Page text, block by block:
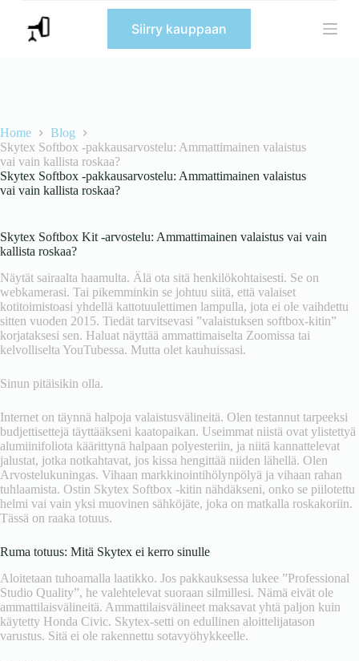
n
t
e
n
t
Siirry kauppaan
Home
Blog
Skytex Softbox -pakkausarvostelu: Ammattimainen valaistus
vai vain kallista roskaa?
Skytex Softbox -pakkausarvostelu: Ammattimainen valaistus
vai vain kallista roskaa?
Skytex Softbox Kit -arvostelu: Ammattimainen valaistus vai vain
kallista roskaa?
Näytät sairaalta haamulta. Älä ota sitä henkilökohtaisesti. Se on
webkamerasi. Tai pikemminkin se johtuu siitä, että valaiset
kotitoimistoasi yhdellä kattotuulettimen lampulla, jota ei ole vaihdettu
sitten vuoden 2015. Tiedät tarvitsevasi ”valaistuksen softbox-kitin”
korjataksesi sen. Haluat näyttää ammattimaiselta Zoomissa tai
kelvolliselta YouTubessa. Mutta olet kauhuissasi.
Sinun pitäisikin olla.
Internet on täynnä halpoja valaistusvälineitä. Olen testannut tarpeeksi
budjettisettejä täyttääkseni kaatopaikan. Useimmat niistä ovat ylistettyä
alumiinifoliota käärittynä halpaan polyesteriin, ja niitä kannattelevat
jalustat, jotka notkahtavat, jos kissa hengittää niiden lähellä. Olen
Arvostelukuningas. Vihaan markkinointihölynpölyä ja vihaan rahan
tuhlaamista. Ostin Skytex Softbox -kitin nähdäkseni, onko se piilotettu
helmi vai vain yksi muovinen sähköjäte, joka on matkalla roskakoriin.
Tässä on raaka totuus.
Ruma totuus: Mitä Skytex ei kerro sinulle
Aloitetaan tuhoamalla laatikko. Jos pakkauksessa lukee ”Professional
Studio Quality”, he valehtelevat suoraan silmillesi. Nämä eivät ole
ammattilaisvälineitä. Ammattilaisvälineet maksavat yhtä paljon kuin
käytetty Honda Civic. Skytex-setti on edullinen aloittelijatason
varustus. Sitä ei ole rakennettu sotavyöhykkeelle.